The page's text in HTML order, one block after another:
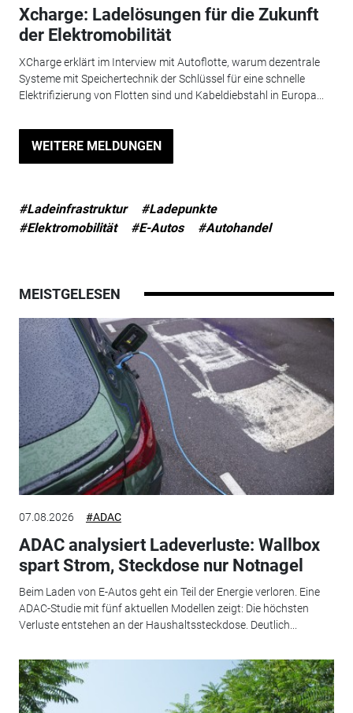
Xcharge: Ladelösungen für die Zukunft
der Elektromobilität
XCharge erklärt im Interview mit Autoflotte, warum dezentrale
Systeme mit Speichertechnik der Schlüssel für eine schnelle
Elektrifizierung von Flotten sind und Kabeldiebstahl in Europa...
WEITERE MELDUNGEN
#Ladeinfrastruktur
#Ladepunkte
#Elektromobilität
#E-Autos #Autohandel
MEISTGELESEN
07.08.2026 #ADAC
ADAC analysiert Ladeverluste: Wallbox
spart Strom, Steckdose nur Notnagel
Beim Laden von E-Autos geht ein Teil der Energie verloren. Eine
ADAC-Studie mit fünf aktuellen Modellen zeigt: Die höchsten
Verluste entstehen an der Haushaltssteckdose. Deutlich...